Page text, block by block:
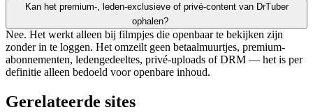
Kan het premium-, leden-exclusieve of privé-content van DrTuber
ophalen?
Nee. Het werkt alleen bij filmpjes die openbaar te bekijken zijn
zonder in te loggen. Het omzeilt geen betaalmuurtjes, premium-
abonnementen, ledengedeeltes, privé-uploads of DRM — het is per
definitie alleen bedoeld voor openbare inhoud.
Gerelateerde sites